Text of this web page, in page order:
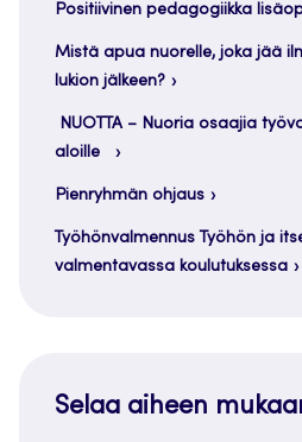
Positiivinen pedagogiikka
Mistä apua nuorelle, joka jää
lukion jälkeen?
NUOTTA – Nuoria osaajia
aloille
Pienryhmän ohjaus
Työhönvalmennus Työhön ja
valmentavassa koulutuksessa
Selaa aiheen